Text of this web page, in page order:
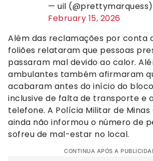
— uil (@prettymarquess)
February 15, 2026
Além das reclamações por conta
foliões relataram que pessoas
passaram mal devido ao calor.
ambulantes também afirmaram
acabaram antes do início do
inclusive de falta de transporte e
telefone. A Polícia Militar de Minas
ainda não informou o número de
sofreu de mal-estar no local.
CONTINUA APÓS A